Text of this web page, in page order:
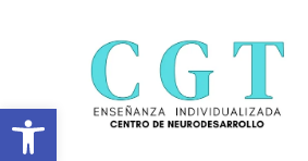
Abrir barra de herramientas